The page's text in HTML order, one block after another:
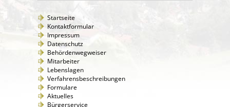
Startseite
Kontaktformular
Impressum
Datenschutz
Behördenwegweiser
Mitarbeiter
Lebenslagen
Verfahrensbeschreibungen
Formulare
Aktuelles
Bürgerservice